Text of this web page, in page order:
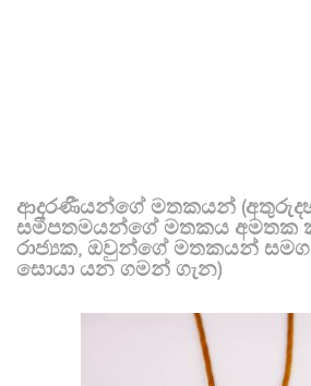
ආදරණීයන්ගේ මතකයන්
සමීපතමයන්ගේ මතකය අමතක
රාජ්‍යක, ඔවුන්ගේ මතකයන්
සොයා යන ගමන් ගැන)